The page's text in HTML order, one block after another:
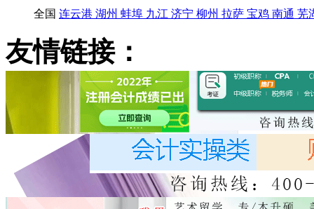
全国 连云港 湖州 蚌埠 九江 济宁 柳州 拉萨 宝鸡 南通 芜
友情链接：